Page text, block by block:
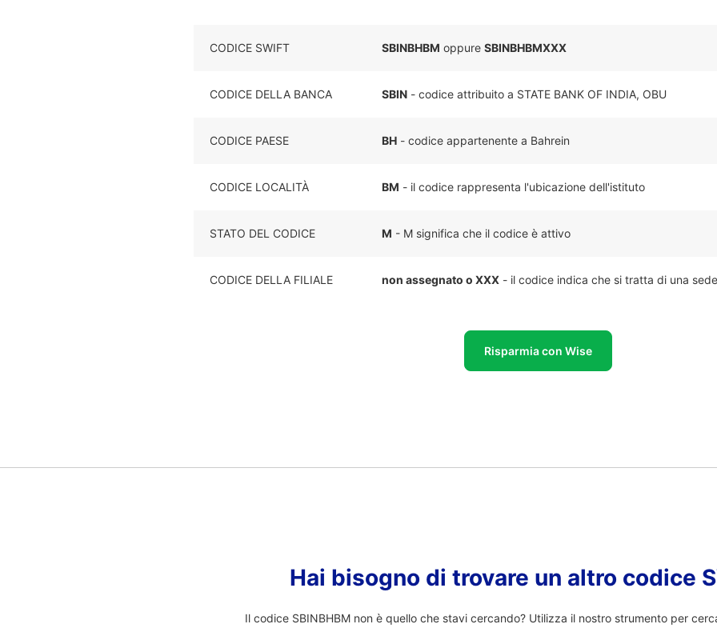
CODICE SWIFT SBINBHBM oppure SBINBHBMXXX
CODICE DELLA BANCA SBIN - codice attribuito a STATE BANK OF INDIA, OBU
CODICE PAESE BH - codice appartenente a Bahrein
CODICE LOCALITÀ BM - il codice rappresenta l'ubicazione dell'istituto
STATO DEL CODICE M - M significa che il codice è attivo
CODICE DELLA FILIALE non assegnato o XXX - il codice indica che si tratta di una
Risparmia con Wise
Hai bisogno di trovare un altro codice
Il codice SBINBHBM non è quello che stavi cercando? Utilizza il nostro strumento per